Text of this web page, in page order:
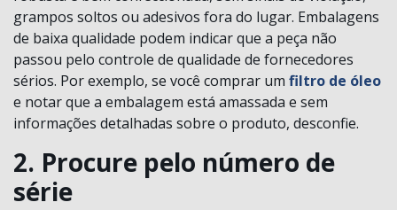
grampos soltos ou adesivos fora do lugar. Embalagens
de baixa qualidade podem indicar que a peça não
passou pelo controle de qualidade de fornecedores
sérios. Por exemplo, se você comprar um filtro de óleo
e notar que a embalagem está amassada e sem
informações detalhadas sobre o produto, desconfie.
2. Procure pelo número de
série